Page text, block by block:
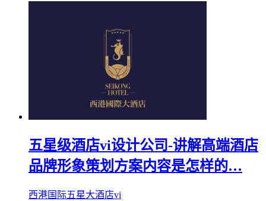
五星级酒店vi设计公司-讲解高端酒店
品牌形象策划方案内容是怎样的…
西港国际五星大酒店vi